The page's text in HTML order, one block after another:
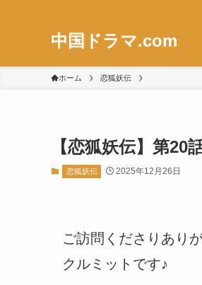
中国ドラマ.com
ホーム 恋狐妖伝
【恋狐妖伝】第
恋狐妖伝 2025年12月26日
ご訪問くださりあり
クルミットです♪